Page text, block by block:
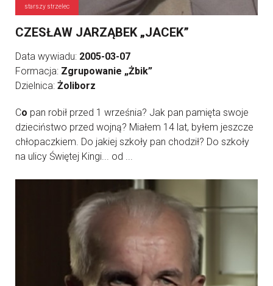
starszy strzelec
CZESŁAW JARZĄBEK „JACEK”
Data wywiadu: 2005-03-07
Formacja: Zgrupowanie „Żbik”
Dzielnica: Żoliborz
Co pan robił przed 1 września? Jak pan pamięta swoje
dzieciństwo przed wojną? Miałem 14 lat, byłem jeszcze
chłopaczkiem. Do jakiej szkoły pan chodził? Do szkoły
na ulicy Świętej Kingi... od ...